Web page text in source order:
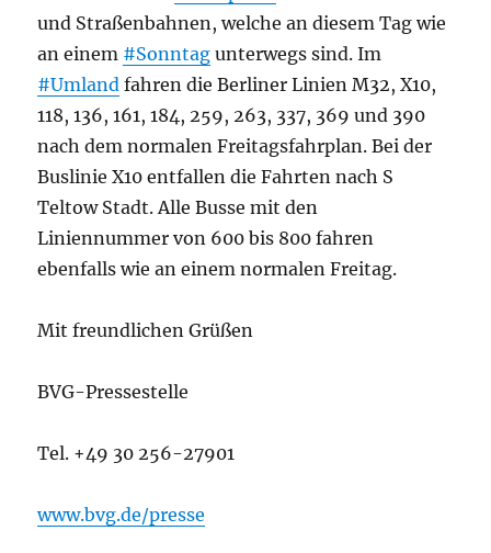
und Straßenbahnen, welche an diesem Tag wie
an einem #Sonntag unterwegs sind. Im
#Umland fahren die Berliner Linien M32, X10,
118, 136, 161, 184, 259, 263, 337, 369 und 390
nach dem normalen Freitagsfahrplan. Bei der
Buslinie X10 entfallen die Fahrten nach S
Teltow Stadt. Alle Busse mit den
Liniennummer von 600 bis 800 fahren
ebenfalls wie an einem normalen Freitag.
Mit freundlichen Grüßen
BVG-Pressestelle
Tel. +49 30 256-27901
www.bvg.de/presse